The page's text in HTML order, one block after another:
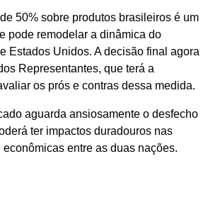
50% sobre produtos brasileiros é um
pode remodelar a dinâmica do
Estados Unidos. A decisão final agora
Representantes, que terá a
os prós e contras dessa medida.
aguarda ansiosamente o desfecho
ter impactos duradouros nas
entre as duas nações.